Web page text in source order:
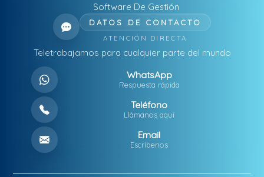
Software De Gestión
DATOS DE CONTACTO
ATENCIÓN DIRECTA
Teletrabajamos para cualquier parte del mundo
WhatsApp
Respuesta rápida
Teléfono
Llámanos aquí
Email
Escríbenos